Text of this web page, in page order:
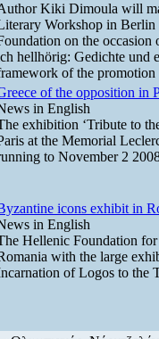
Kiki Dimoula will
Workshop in Berlin
on the
hellhörig: Gedichte und
of the promotion
of the opposition in
in English
exhibition ‘Tribute to
at the Memorial
to November 2
icons exhibit in
in English
Hellenic Foundation
with the large
of Logos to the